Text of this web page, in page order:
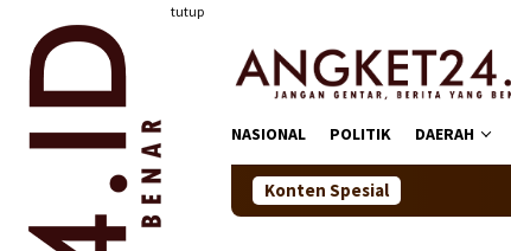
konten
tutup
NASIONAL POLITIK DAERAH
Konten Spesial